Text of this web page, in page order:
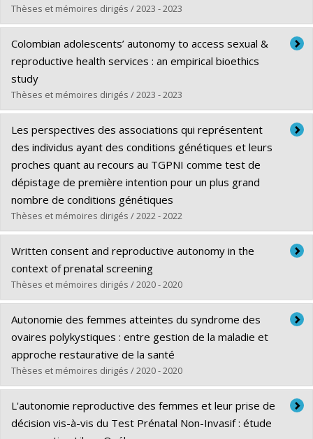
Diplôme obtenu :M.A.
Lien vers le document dans Papyrus
Thèses et mémoires dirigés / 2023 - 2023
Diplômé(e) :Drouin, Frédérique
Cycle :Maîtrise
Diplôme obtenu :
Lien vers le document dans Papyrus
Colombian adolescents’ autonomy to access sexual &
reproductive health services : an empirical bioethics
study
Thèses et mémoires dirigés / 2023 - 2023
Diplômé(e) :Brisson, Julien
Cycle :Doctorat
Diplôme obtenu :Ph. D.
Lien vers le document dans Papyrus
Les perspectives des associations qui représentent
des individus ayant des conditions génétiques et leurs
proches quant au recours au TGPNI comme test de
dépistage de première intention pour un plus grand
nombre de conditions génétiques
Thèses et mémoires dirigés / 2022 - 2022
Diplômé(e) :Malo, Marie-Françoise
Cycle :Maîtrise
Diplôme obtenu :M.A.
Lien vers le document dans Papyrus
Written consent and reproductive autonomy in the
context of prenatal screening
Thèses et mémoires dirigés / 2020 - 2020
Diplômé(e) :Birko, Stanislav
Cycle :Maîtrise
Diplôme obtenu :M.A.
Lien vers le document dans Papyrus
Autonomie des femmes atteintes du syndrome des
ovaires polykystiques : entre gestion de la maladie et
approche restaurative de la santé
Thèses et mémoires dirigés / 2020 - 2020
Diplômé(e) :Doudenkova, Victoria
Cycle :Doctorat
L'autonomie reproductive des femmes et leur prise de
décision vis-à-vis du Test Prénatal Non-Invasif : étude